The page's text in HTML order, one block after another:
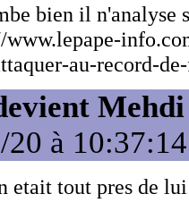
bien il n'analyse
www.lepape-
au-record-
20 à 10:37:14
etait tout pres de lui